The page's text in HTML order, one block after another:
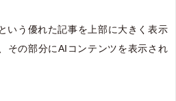
いう優れた記事を上部に大きく表示
その部分にAIコンテンツを表示され